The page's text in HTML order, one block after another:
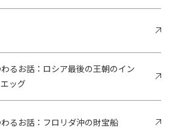
るお話：ロシア最後の王朝のイン
ッグ
るお話：フロリダ沖の財宝船